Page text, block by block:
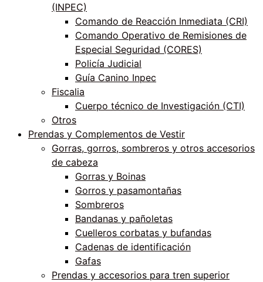
(INPEC)
Comando de Reacción Inmediata (CRI)
Comando Operativo de Remisiones de
Especial Seguridad (CORES)
Policía Judicial
Guía Canino Inpec
Fiscalia
Cuerpo técnico de Investigación (CTI)
Otros
Prendas y Complementos de Vestir
Gorras, gorros, sombreros y otros accesorios
de cabeza
Gorras y Boinas
Gorros y pasamontañas
Sombreros
Bandanas y pañoletas
Cuelleros corbatas y bufandas
Cadenas de identificación
Gafas
Prendas y accesorios para tren superior